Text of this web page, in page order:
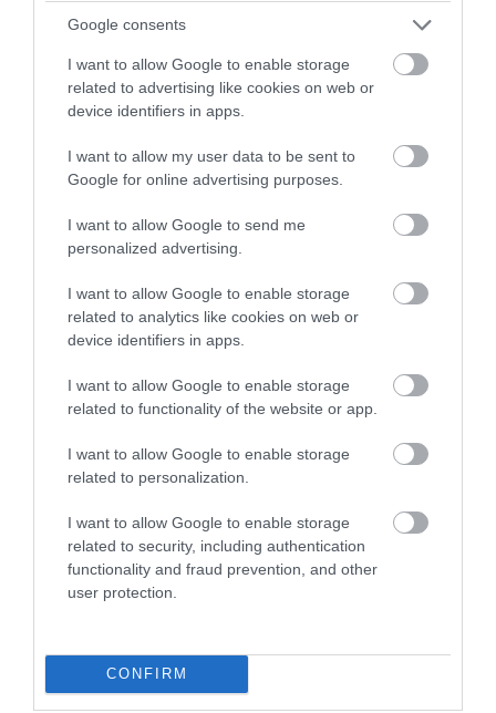
Google consents
I want to allow Google to enable storage
related to advertising like cookies on web or
device identifiers in apps.
I want to allow my user data to be sent to
Google for online advertising purposes.
I want to allow Google to send me
personalized advertising.
I want to allow Google to enable storage
related to analytics like cookies on web or
device identifiers in apps.
I want to allow Google to enable storage
related to functionality of the website or app.
I want to allow Google to enable storage
related to personalization.
I want to allow Google to enable storage
related to security, including authentication
functionality and fraud prevention, and other
user protection.
CONFIRM
whimzeecal.com
csillámmal a tobozt, elegáns díszt kapunk.